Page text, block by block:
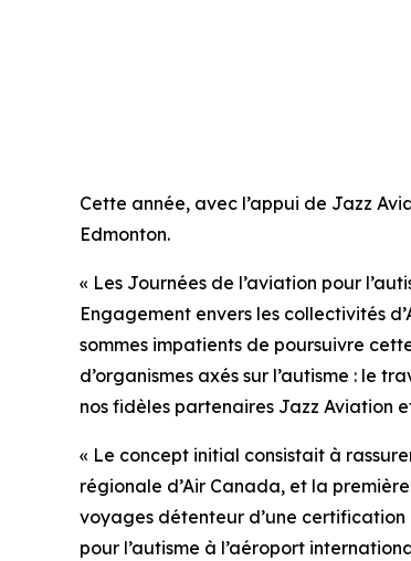
Cette année, avec l’appui de Jazz
Edmonton.
« Les Journées de l’aviation pour
Engagement envers les collectivités
sommes impatients de poursuivre
d’organismes axés sur l’autisme : le
nos fidèles partenaires Jazz Aviation
« Le concept initial consistait à
régionale d’Air Canada, et la
voyages détenteur d’une certification
pour l’autisme à l’aéroport